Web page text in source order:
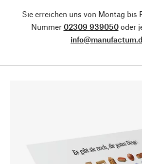
Sie erreichen uns von Montag bis
Nummer 02309 939050oder